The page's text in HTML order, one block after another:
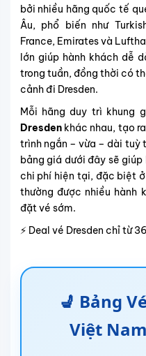
bởi nhiều hãng quốc tế
Âu, phổ biến như
France, Emirates và
lớn giúp hành khách dễ
trong tuần, đồng thời có
cảnh đi Dresden.
Mỗi hãng duy trì khung
Dresdenkhác nhau, tạo
trình ngắn – vừa – dài tuỳ
bảng giá dưới đây sẽ
chi phí hiện tại, đặc biệt
thường được nhiều hành
đặt vé sớm.
⚡ Deal vé Dresden chỉ từ
💺 Bảng
Việt